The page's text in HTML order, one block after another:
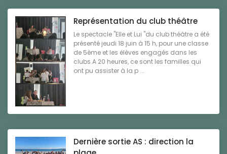
Représentation du club théâtre
Le spectacle "Elle et Lui "du club théâtre a été
présenté jeudi 18 juin à 15 h, pour une classe
de 5ème et les élèves engagés dans les
clubs.A 20 heures, ce sont les familles qui
ont pu assister à la p ...
Dernière sortie AS : direction la